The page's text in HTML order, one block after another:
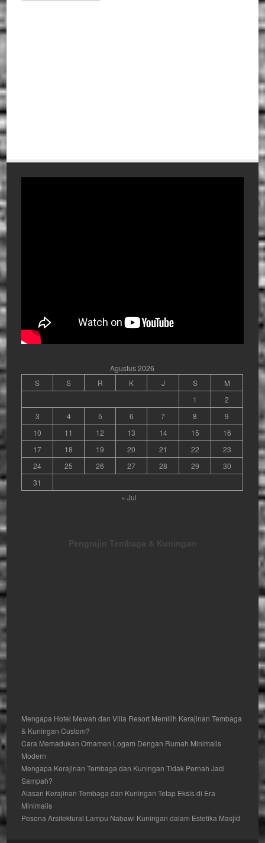
Agustus 2026
S
S R K J S
M
1
2
3
4 5 6 7 8
9
10
11 12 13 14 15
16
17
18 19 20 21 22
23
24
25 26 27 28 29
30
31
« Jul
Pengrajin Tembaga & Kuningan
Mengapa Hotel Mewah dan Villa Resort Memilih Kerajinan Tembaga
& Kuningan Custom?
Cara Memadukan Ornamen Logam Dengan Rumah Minimalis
Modern
Mengapa Kerajinan Tembaga dan Kuningan Tidak Pernah Jadi
Sampah?
Alasan Kerajinan Tembaga dan Kuningan Tetap Eksis di Era
Minimalis
Pesona Arsitektural Lampu Nabawi Kuningan dalam Estetika Masjid